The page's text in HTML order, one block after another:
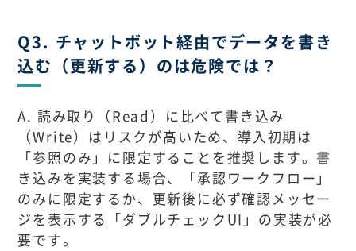
Q3. チャットボット経由でデータを書き
込む（更新する）のは危険では？
A. 読み取り（Read）に比べて書き込み
（Write）はリスクが高いため、導入初期は
「参照のみ」に限定することを推奨します。書
き込みを実装する場合、「承認ワークフロー」
のみに限定するか、更新後に必ず確認メッセー
ジを表示する「ダブルチェックUI」の実装が必
要です。